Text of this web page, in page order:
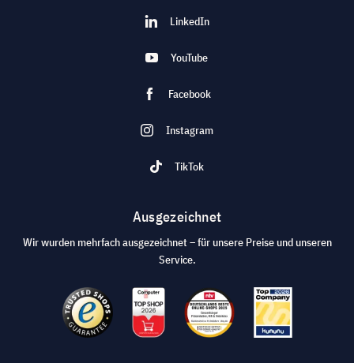
LinkedIn
YouTube
Facebook
Instagram
TikTok
Ausgezeichnet
Wir wurden mehrfach ausgezeichnet – für unsere Preise und unseren
Service.